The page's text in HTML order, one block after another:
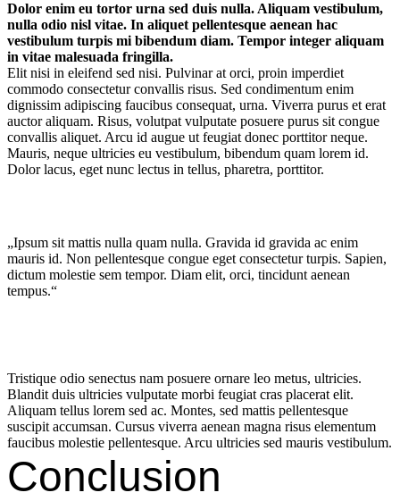
Dolor enim eu tortor urna sed duis nulla. Aliquam vestibulum,
nulla odio nisl vitae. In aliquet pellentesque aenean hac
vestibulum turpis mi bibendum diam. Tempor integer aliquam
in vitae malesuada fringilla.
Elit nisi in eleifend sed nisi. Pulvinar at orci, proin imperdiet
commodo consectetur convallis risus. Sed condimentum enim
dignissim adipiscing faucibus consequat, urna. Viverra purus et erat
auctor aliquam. Risus, volutpat vulputate posuere purus sit congue
convallis aliquet. Arcu id augue ut feugiat donec porttitor neque.
Mauris, neque ultricies eu vestibulum, bibendum quam lorem id.
Dolor lacus, eget nunc lectus in tellus, pharetra, porttitor.
„Ipsum sit mattis nulla quam nulla. Gravida id gravida ac enim
mauris id. Non pellentesque congue eget consectetur turpis. Sapien,
dictum molestie sem tempor. Diam elit, orci, tincidunt aenean
tempus.“
Tristique odio senectus nam posuere ornare leo metus, ultricies.
Blandit duis ultricies vulputate morbi feugiat cras placerat elit.
Aliquam tellus lorem sed ac. Montes, sed mattis pellentesque
suscipit accumsan. Cursus viverra aenean magna risus elementum
faucibus molestie pellentesque. Arcu ultricies sed mauris vestibulum.
Conclusion